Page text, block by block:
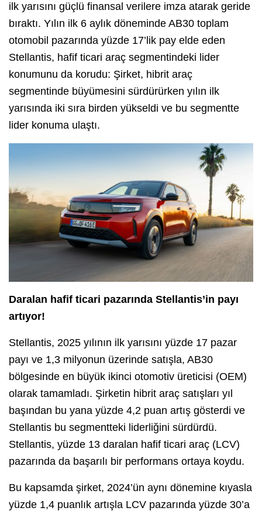
ilk yarısını güçlü finansal verilere imza atarak geride
bıraktı. Yılın ilk 6 aylık döneminde AB30 toplam
otomobil pazarında yüzde 17’lik pay elde eden
Stellantis, hafif ticari araç segmentindeki lider
konumunu da korudu: Şirket, hibrit araç
segmentinde büyümesini sürdürürken yılın ilk
yarısında iki sıra birden yükseldi ve bu segmentte
lider konuma ulaştı.
Daralan hafif ticari pazarında Stellantis’in payı
artıyor!
Stellantis, 2025 yılının ilk yarısını yüzde 17 pazar
payı ve 1,3 milyonun üzerinde satışla, AB30
bölgesinde en büyük ikinci otomotiv üreticisi (OEM)
olarak tamamladı. Şirketin hibrit araç satışları yıl
başından bu yana yüzde 4,2 puan artış gösterdi ve
Stellantis bu segmentteki liderliğini sürdürdü.
Stellantis, yüzde 13 daralan hafif ticari araç (LCV)
pazarında da başarılı bir performans ortaya koydu.
Bu kapsamda şirket, 2024’ün aynı dönemine kıyasla
yüzde 1,4 puanlık artışla LCV pazarında yüzde 30’a